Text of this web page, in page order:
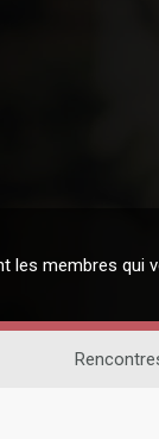
les membres qui